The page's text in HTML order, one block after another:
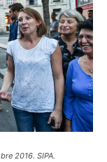
2016. SIPA.